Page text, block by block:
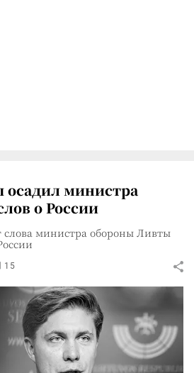
министра
о России
слова министра обороны Ливты
15